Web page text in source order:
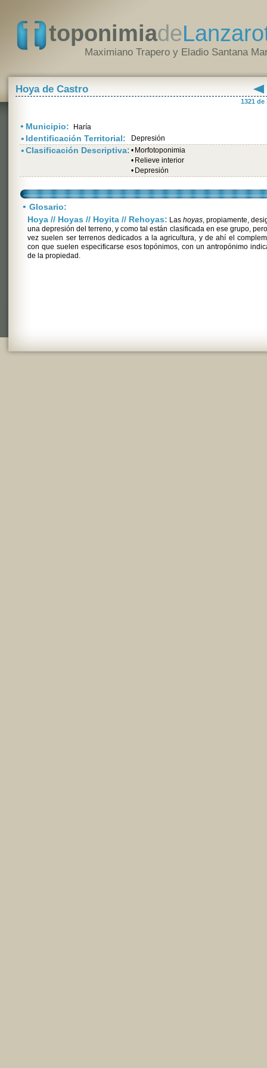
toponimiade
Maximiano Trapero y Eladio Santana
Hoya de Castro
1321 de
• Municipio: Haría
• Identificación Territorial: Depresión
•Clasificación Descriptiva: • Morfotoponimia
• Relieve interior
• Depresión
• Glosario:
Hoya // Hoyas // Hoyita // Rehoyas: Las hoyas, propiamente,
una depresión del terreno, y como tal están clasificada en ese grupo,
vez suelen ser terrenos dedicados a la agricultura, y de ahí el
con que suelen especificarse esos topónimos, con un antropónimo
de la propiedad.